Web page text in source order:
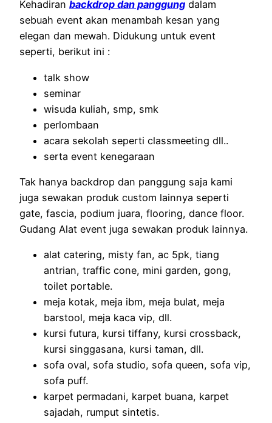
Kehadiran backdrop dan panggung dalam
sebuah event akan menambah kesan yang
elegan dan mewah. Didukung untuk event
seperti, berikut ini :
talk show
seminar
wisuda kuliah, smp, smk
perlombaan
acara sekolah seperti classmeeting dll..
serta event kenegaraan
Tak hanya backdrop dan panggung saja kami
juga sewakan produk custom lainnya seperti
gate, fascia, podium juara, flooring, dance floor.
Gudang Alat event juga sewakan produk lainnya.
alat catering, misty fan, ac 5pk, tiang
antrian, traffic cone, mini garden, gong,
toilet portable.
meja kotak, meja ibm, meja bulat, meja
barstool, meja kaca vip, dll.
kursi futura, kursi tiffany, kursi crossback,
kursi singgasana, kursi taman, dll.
sofa oval, sofa studio, sofa queen, sofa vip,
sofa puff.
karpet permadani, karpet buana, karpet
sajadah, rumput sintetis.